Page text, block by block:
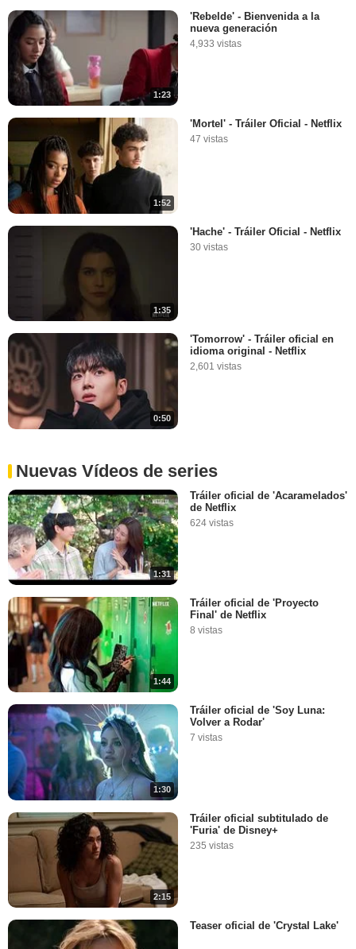
1:23
'Rebelde' - Bienvenida a la
nueva generación
4,933 vistas
1:52
'Mortel' - Tráiler Oficial - Netflix
47 vistas
1:35
'Hache' - Tráiler Oficial - Netflix
30 vistas
0:50
'Tomorrow' - Tráiler oficial en
idioma original - Netflix
2,601 vistas
Nuevas Vídeos de series
1:31
Tráiler oficial de 'Acaramelados'
de Netflix
624 vistas
1:44
Tráiler oficial de 'Proyecto
Final' de Netflix
8 vistas
1:30
Tráiler oficial de 'Soy Luna:
Volver a Rodar'
7 vistas
2:15
Tráiler oficial subtitulado de
'Furia' de Disney+
235 vistas
Teaser oficial de 'Crystal Lake'